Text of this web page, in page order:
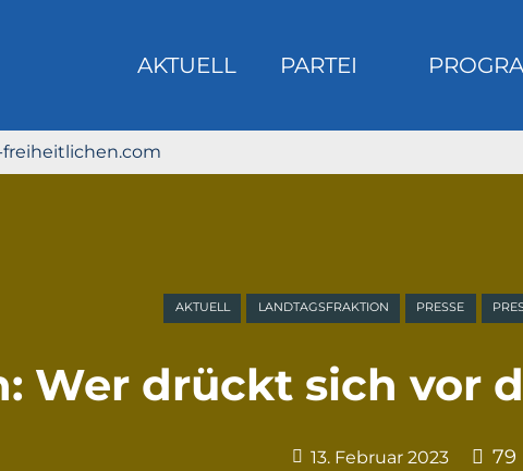
AKTUELL PARTEI
AKTUELL LANDTAGSFRAKTION PRESSE
Wer drückt sich vor
13. Februar 2023 79